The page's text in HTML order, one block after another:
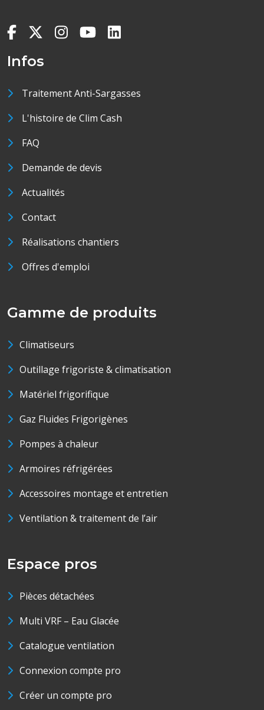
Infos
Traitement Anti-Sargasses
L'histoire de Clim Cash
FAQ
Demande de devis
Actualités
Contact
Réalisations chantiers
Offres d'emploi
Gamme de produits
Climatiseurs
Outillage frigoriste & climatisation
Matériel frigorifique
Gaz Fluides Frigorigènes
Pompes à chaleur
Armoires réfrigérées
Accessoires montage et entretien
Ventilation & traitement de l’air
Espace pros
Pièces détachées
Multi VRF – Eau Glacée
Catalogue ventilation
Connexion compte pro
Créer un compte pro